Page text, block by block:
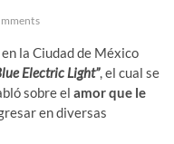
la Ciudad de México
Electric Light”, el cual se
sobre elamor que le
en diversas